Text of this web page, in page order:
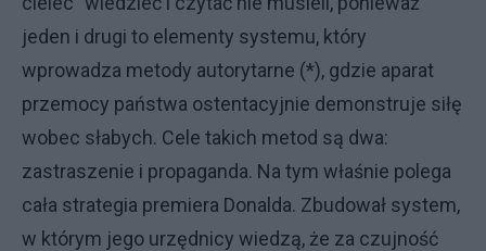
jeden i drugi to elementy systemu, który
wprowadza metody autorytarne (*), gdzie aparat
przemocy państwa ostentacyjnie demonstruje siłę
wobec słabych. Cele takich metod są dwa:
zastraszenie i propaganda. Na tym właśnie polega
cała strategia premiera Donalda. Zbudował system,
w którym jego urzędnicy wiedzą, że za czujność